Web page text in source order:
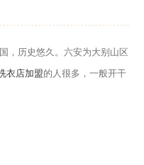
，历史悠久。六安为大别山区
衣店加盟的人很多，一般开干